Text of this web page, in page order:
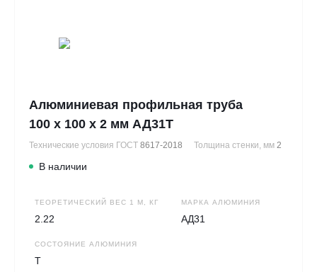
Алюминиевая профильная труба
100 х 100 х 2 мм АД31Т
Технические условия ГОСТ 8617-2018 Толщина стенки, мм 2
В наличии
ТЕОРЕТИЧЕСКИЙ ВЕС 1 М, КГ
2.22
МАРКА АЛЮМИНИЯ
АД31
СОСТОЯНИЕ АЛЮМИНИЯ
Т